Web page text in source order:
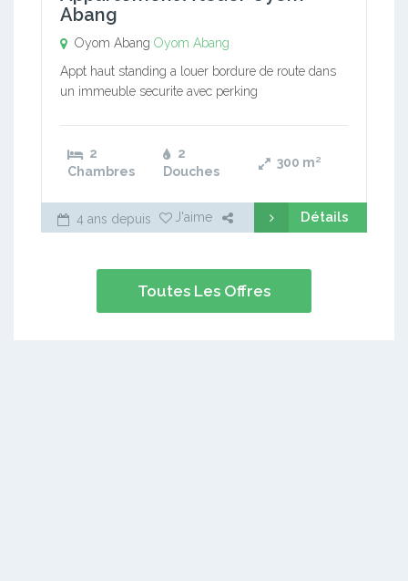
Abang
Oyom Abang Oyom Abang
Appt haut standing a louer bordure de route dans
un immeuble securite avec perking
2
Chambres
2
Douches
300 m²
4 ans depuis J'aime Détails
Toutes Les Offres